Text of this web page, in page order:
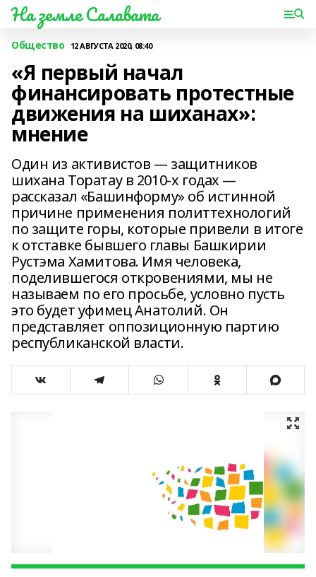
На земле Салавата
Общество 12 АВГУСТА 2020, 08:40
«Я первый начал
финансировать протестные
движения на шиханах»:
мнение
Один из активистов — защитников
шихана Торатау в 2010-х годах —
рассказал «Башинформу» об истинной
причине применения политтехнологий
по защите горы, которые привели в итоге
к отставке бывшего главы Башкирии
Рустэма Хамитова. Имя человека,
поделившегося откровениями, мы не
называем по его просьбе, условно пусть
это будет уфимец Анатолий. Он
представляет оппозиционную партию
республиканской власти.